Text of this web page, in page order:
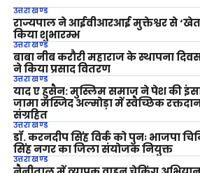
उत्तराखण्ड
राज्यपाल ने आईवीआरआई मुक्तेश्वर से
किया शुभारम्भ
उत्तराखण्ड
बाबा नीब करौरी महाराज के स्थापना
ने किया प्रसाद वितरण
उत्तराखण्ड
याद ए हुसैन: मुस्लिम समाज ने पेश की
जामा मस्जिद अल्मोड़ा में स्वैच्छिक
संग्रहित
उत्तराखण्ड
डॉ. करनदीप सिंह विर्क को पुनः भाजपा
सिंह नगर का जिला संयोजक नियुक्त
उत्तराखण्ड